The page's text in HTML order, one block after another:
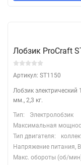
Лобзик ProCraft
Артикул: ST1150
Лобзик
мм., 2,3 кг.
Тип:
Электролобзик
Максимальная
Тип двигателя:
Напряжение питания,
Макс. обороты (об/